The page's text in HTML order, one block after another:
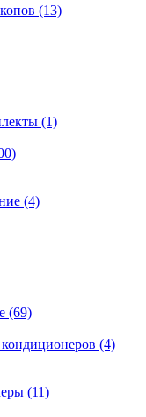
(13)
(1)
(4)
(69)
(4)
(11)